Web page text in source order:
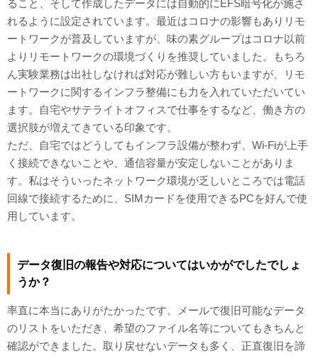
ること、そして作成したデータには自動的にEFS暗号化が施さ
れるように設定されています。最近はコロナの影響もありリモ
ートワークが普及していますが、味の素グループはコロナ以前
よりリモートワークの環境づくりを推奨していました。もちろ
ん実験業務は出社しなければ対応が難しい方もいますが、リモ
ートワークに関するインフラ整備にも力を入れていただいてい
ます。自宅やサテライトオフィスで仕事をするなど、働き方の
選択肢が増えてきている印象です。
ただ、自宅ではどうしてもインフラ設備が整わず、Wi-Fiが上手
く接続できないことや、通信容量が安定しないことがありま
す。私はそういったネットワーク環境が乏しいところでは電話
回線で接続するために、SIMカードを使用できるPCを好んで使
用しています。
データ復旧の報告や対応についてはいかがでしたでしょ
うか？
率直に本当にありがたかったです。メールで復旧可能なデータ
のリストをいただき、希望のファイル名等についてもきちんと
確認ができました。取り戻せないデータも多く、正直復旧を諦